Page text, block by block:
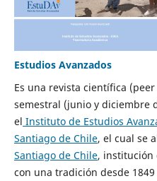
Estudios Avanzados
Es una revista científica
semestral (junio y diciembre
el Instituto de Estudios
Santiago de Chile, el cual se
Santiago de Chile, institución
con una tradición desde